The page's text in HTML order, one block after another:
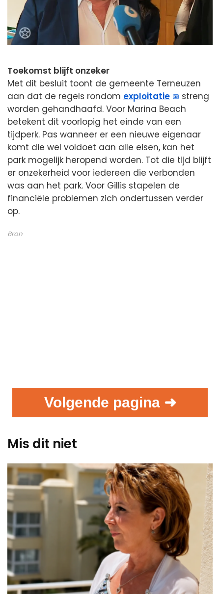
Toekomst blijft onzeker
Met dit besluit toont de gemeente Terneuzen
aan dat de regels rondom exploitatie
streng
worden gehandhaafd. Voor Marina Beach
betekent dit voorlopig het einde van een
tijdperk. Pas wanneer er een nieuwe eigenaar
komt die wel voldoet aan alle eisen, kan het
park mogelijk heropend worden. Tot die tijd blijft
er onzekerheid voor iedereen die verbonden
was aan het park. Voor Gillis stapelen de
financiële problemen zich ondertussen verder
op.
Bron
Volgende pagina ➜
Mis dit niet